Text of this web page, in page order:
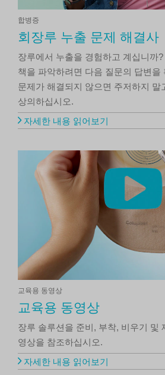
합병증
회장루 누출 문제 해결사
장루에서 누출을 경험하고 계십니까
책을 파악하려면 다음 질문의 답변을
문제가 해결되지 않으면 주저하지 말
상의하십시오.
자세한 내용 읽어보기
교육용 동영상
교육용 동영상
장루 솔루션을 준비, 부착, 비우기 및
영상을 참조하십시오.
자세한 내용 읽어보기